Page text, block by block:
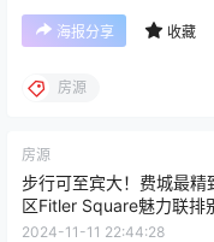
海报分享 收藏
房源
房源
步行可至宾大！费城最精
区Fitler Square魅力联排
2024-11-11 22:44:28